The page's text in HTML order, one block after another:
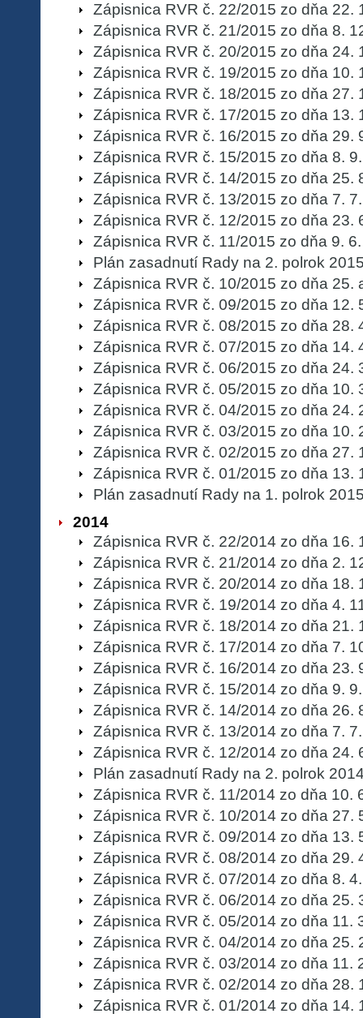
Zápisnica RVR č. 22/2015 zo dňa 22.
Zápisnica RVR č. 21/2015 zo dňa 8.
Zápisnica RVR č. 20/2015 zo dňa 24.
Zápisnica RVR č. 19/2015 zo dňa 10.
Zápisnica RVR č. 18/2015 zo dňa 27.
Zápisnica RVR č. 17/2015 zo dňa 13.
Zápisnica RVR č. 16/2015 zo dňa 29.
Zápisnica RVR č. 15/2015 zo dňa 8.
Zápisnica RVR č. 14/2015 zo dňa 25.
Zápisnica RVR č. 13/2015 zo dňa 7.
Zápisnica RVR č. 12/2015 zo dňa 23.
Zápisnica RVR č. 11/2015 zo dňa 9.
Plán zasadnutí Rady na 2. polrok
Zápisnica RVR č. 10/2015 zo dňa 25.
Zápisnica RVR č. 09/2015 zo dňa 12.
Zápisnica RVR č. 08/2015 zo dňa 28.
Zápisnica RVR č. 07/2015 zo dňa 14.
Zápisnica RVR č. 06/2015 zo dňa 24.
Zápisnica RVR č. 05/2015 zo dňa 10.
Zápisnica RVR č. 04/2015 zo dňa 24.
Zápisnica RVR č. 03/2015 zo dňa 10.
Zápisnica RVR č. 02/2015 zo dňa 27.
Zápisnica RVR č. 01/2015 zo dňa 13.
Plán zasadnutí Rady na 1. polrok
2014
Zápisnica RVR č. 22/2014 zo dňa 16.
Zápisnica RVR č. 21/2014 zo dňa 2.
Zápisnica RVR č. 20/2014 zo dňa 18.
Zápisnica RVR č. 19/2014 zo dňa 4.
Zápisnica RVR č. 18/2014 zo dňa 21.
Zápisnica RVR č. 17/2014 zo dňa 7.
Zápisnica RVR č. 16/2014 zo dňa 23.
Zápisnica RVR č. 15/2014 zo dňa 9.
Zápisnica RVR č. 14/2014 zo dňa 26.
Zápisnica RVR č. 13/2014 zo dňa 7.
Zápisnica RVR č. 12/2014 zo dňa 24.
Plán zasadnutí Rady na 2. polrok
Zápisnica RVR č. 11/2014 zo dňa 10.
Zápisnica RVR č. 10/2014 zo dňa 27.
Zápisnica RVR č. 09/2014 zo dňa 13.
Zápisnica RVR č. 08/2014 zo dňa 29.
Zápisnica RVR č. 07/2014 zo dňa 8.
Zápisnica RVR č. 06/2014 zo dňa 25.
Zápisnica RVR č. 05/2014 zo dňa 11.
Zápisnica RVR č. 04/2014 zo dňa 25.
Zápisnica RVR č. 03/2014 zo dňa 11.
Zápisnica RVR č. 02/2014 zo dňa 28.
Zápisnica RVR č. 01/2014 zo dňa 14.